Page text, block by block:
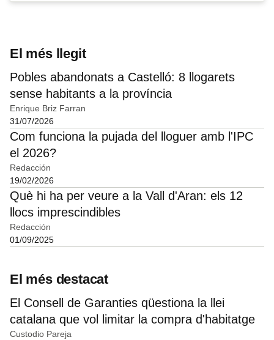
El més llegit
Pobles abandonats a Castelló: 8 llogarets
sense habitants a la província
Enrique Briz Farran
31/07/2026
Com funciona la pujada del lloguer amb l'IPC
el 2026?
Redacción
19/02/2026
Què hi ha per veure a la Vall d'Aran: els 12
llocs imprescindibles
Redacción
01/09/2025
El més destacat
El Consell de Garanties qüestiona la llei
catalana que vol limitar la compra d'habitatge
Custodio Pareja